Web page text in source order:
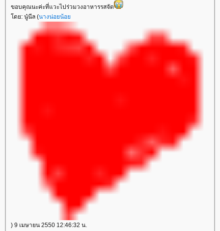
ขอบคุณนะค่ะที่แวะไปร่วมวงอาหารรสจัด
ดย: นู๋นีล (นางน่อยน้อ
) 9 เมษายน 2550 12:46:32 น.